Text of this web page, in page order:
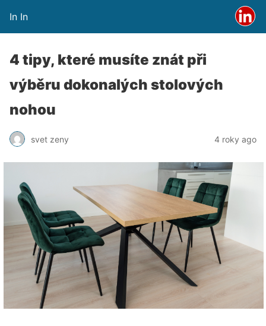
In In
4 tipy, které musíte znát při
výběru dokonalých stolových
nohou
svet zeny 4 roky ago